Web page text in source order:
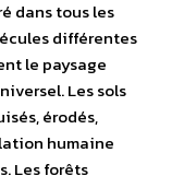
dans tous les
différentes
le paysage
Les sols
érodés,
humaine
Les forêts